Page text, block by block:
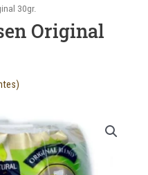
30gr.
Original